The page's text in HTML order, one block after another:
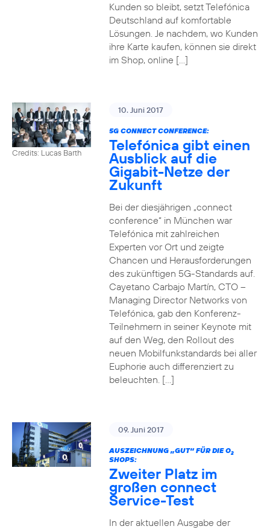
Kunden so bleibt, setzt Telefónica
Deutschland auf komfortable
Lösungen. Je nachdem, wo Kunden
ihre Karte kaufen, können sie direkt
im Shop, online […]
Credits: Lucas Barth
10. Juni 2017
5G CONNECT CONFERENCE:
Telefónica gibt einen
Ausblick auf die
Gigabit-Netze der
Zukunft
Bei der diesjährigen „connect
conference“ in München war
Telefónica mit zahlreichen
Experten vor Ort und zeigte
Chancen und Herausforderungen
des zukünftigen 5G-Standards auf.
Cayetano Carbajo Martín, CTO –
Managing Director Networks von
Telefónica, gab den Konferenz-
Teilnehmern in seiner Keynote mit
auf den Weg, den Rollout des
neuen Mobilfunkstandards bei aller
Euphorie auch differenziert zu
beleuchten. […]
09. Juni 2017
AUSZEICHNUNG „GUT“ FÜR DIE O2
SHOPS:
Zweiter Platz im
großen connect
Service-Test
In der aktuellen Ausgabe der